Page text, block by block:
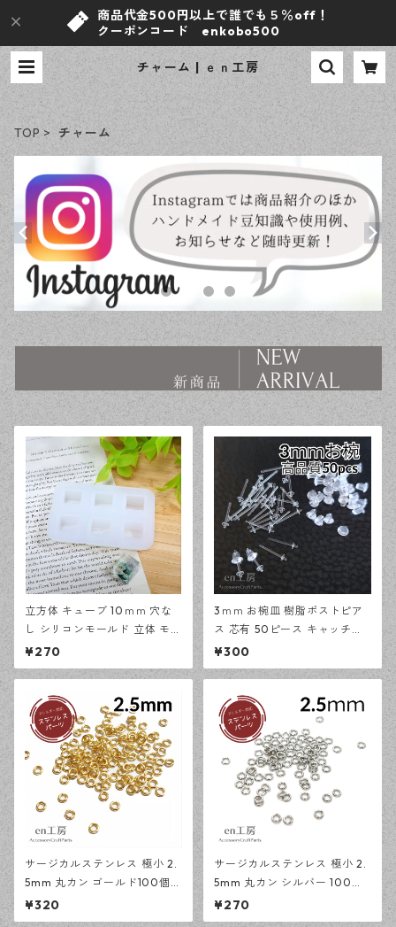
商品代金500円以上で誰でも５％off！
クーポンコード enkobo500
チャーム | ｅｎ工房
TOP チャーム
立方体 キューブ 10ｍｍ 穴な
し シリコンモールド 立体 モー
ルド レジン型 アクセサリー資
材【en工房】
¥270
3ｍｍ お椀皿 樹脂ポストピア
ス 芯有 50ピース キャッチセ
ット アレルギー対応 ピアス ハ
ンドメイド資材 【en工房】
¥300
サージカルステンレス 極小 2.
5mm 丸カン ゴールド100個
アレルギー対応 基礎パーツ ハ
ンドメイド資材 【en工房】
¥320
サージカルステンレス 極小 2.
5mm 丸カン シルバー 100個
アレルギー対応 基礎パーツ ハ
ンドメイド資材 【en工房】
¥270